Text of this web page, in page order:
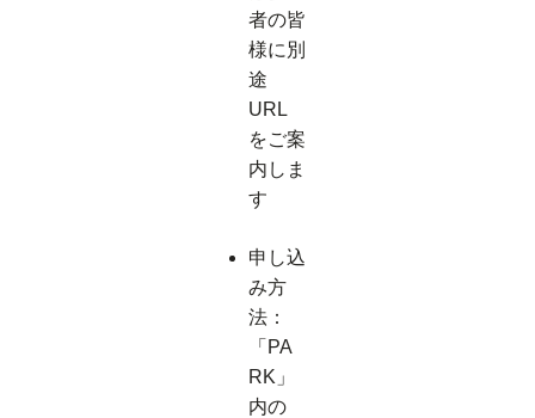
者の皆
様に別
途
URL
をご案
内しま
す
申し込
み方
法：
「PA
RK」
内の